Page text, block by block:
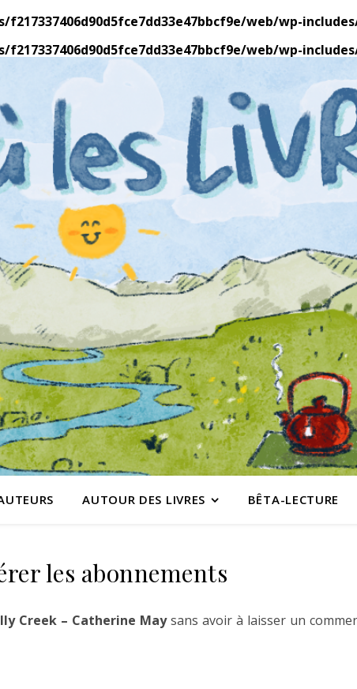
web/wp-
web/wp-
AUTOUR DES LIVRES BÊTA-LECTURE
les abonnements
Creek – Catherine Maysans avoir à laisser un